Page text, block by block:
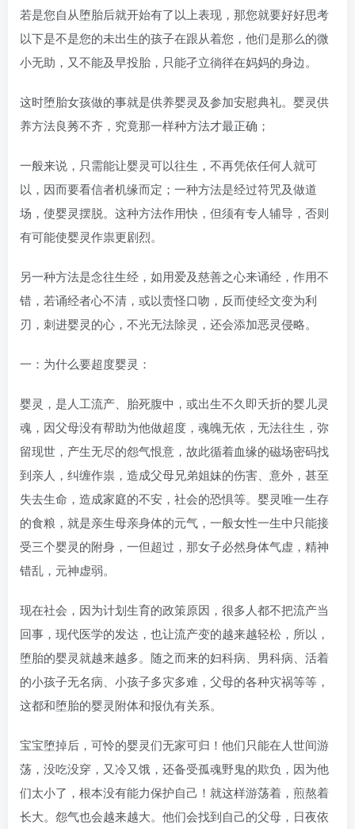
若是您自从堕胎后就开始有了以上表现，那您就要好好思考
以下是不是您的未出生的孩子在跟从着您，他们是那么的微
小无助，又不能及早投胎，只能孑立徜徉在妈妈的身边。
这时堕胎女孩做的事就是供养婴灵及参加安慰典礼。婴灵供
养方法良莠不齐，究竟那一样种方法才最正确；
一般来说，只需能让婴灵可以往生，不再凭依任何人就可
以，因而要看信者机缘而定；一种方法是经过符咒及做道
场，使婴灵摆脱。这种方法作用快，但须有专人辅导，否则
有可能使婴灵作祟更剧烈。
另一种方法是念往生经，如用爱及慈善之心来诵经，作用不
错，若诵经者心不清，或以责怪口吻，反而使经文变为利
刃，刺进婴灵的心，不光无法除灵，还会添加恶灵侵略。
一：为什么要超度婴灵：
婴灵，是人工流产、胎死腹中，或出生不久即夭折的婴儿灵
魂，因父母没有帮助为他做超度，魂魄无依，无法往生，弥
留现世，产生无尽的怨气恨意，故此循着血缘的磁场密码找
到亲人，纠缠作祟，造成父母兄弟姐妹的伤害、意外，甚至
失去生命，造成家庭的不安，社会的恐惧等。婴灵唯一生存
的食粮，就是亲生母亲身体的元气，一般女性一生中只能接
受三个婴灵的附身，一但超过，那女子必然身体气虚，精神
错乱，元神虚弱。
现在社会，因为计划生育的政策原因，很多人都不把流产当
回事，现代医学的发达，也让流产变的越来越轻松，所以，
堕胎的婴灵就越来越多。随之而来的妇科病、男科病、活着
的小孩子无名病、小孩子多灾多难，父母的各种灾祸等等，
这都和堕胎的婴灵附体和报仇有关系。
宝宝堕掉后，可怜的婴灵们无家可归！他们只能在人世间游
荡，没吃没穿，又冷又饿，还备受孤魂野鬼的欺负，因为他
们太小了，根本没有能力保护自己！就这样游荡着，煎熬着
长大。怨气也会越来越大。他们会找到自己的父母，日夜依